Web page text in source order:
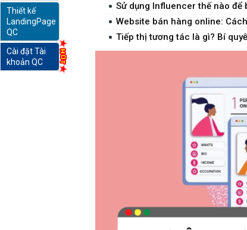
Sử dụng Influencer thế nào để
Website bán hàng online:
Tiếp thị tương tác là gì? Bí
Thiết kế
LandingPage
QC
Cài đặt Tài
khoản QC